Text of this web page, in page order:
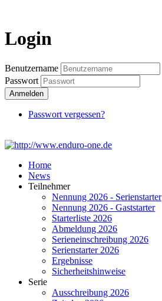
Login
Benutzername
Passwort
Anmelden
Passwort vergessen?
Home
News
Teilnehmer
Nennung 2026 - Serienstarter
Nennung 2026 - Gaststarter
Starterliste 2026
Abmeldung 2026
Serieneinschreibung 2026
Serienstarter 2026
Ergebnisse
Sicherheitshinweise
Serie
Ausschreibung 2026